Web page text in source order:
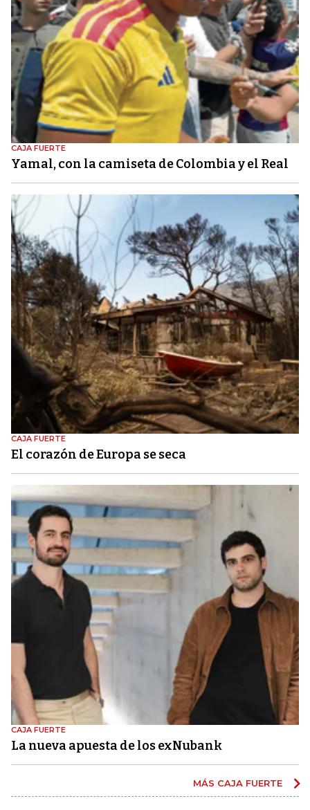
CAJA FUERTE
Yamal, con la camiseta de Colombia y el Real
CAJA FUERTE
El corazón de Europa se seca
CAJA FUERTE
La nueva apuesta de los exNubank
MÁS CAJA FUERTE